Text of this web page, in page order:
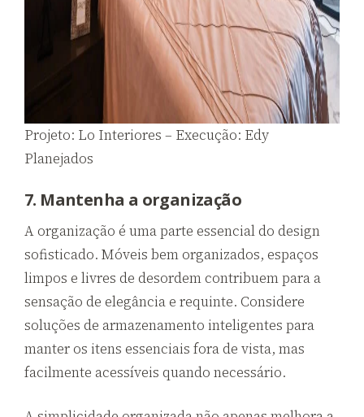
Projeto: Lo Interiores – Execução: Edy
Planejados
7. Mantenha a organização
A organização é uma parte essencial do design
sofisticado. Móveis bem organizados, espaços
limpos e livres de desordem contribuem para a
sensação de elegância e requinte. Considere
soluções de armazenamento inteligentes para
manter os itens essenciais fora de vista, mas
facilmente acessíveis quando necessário.